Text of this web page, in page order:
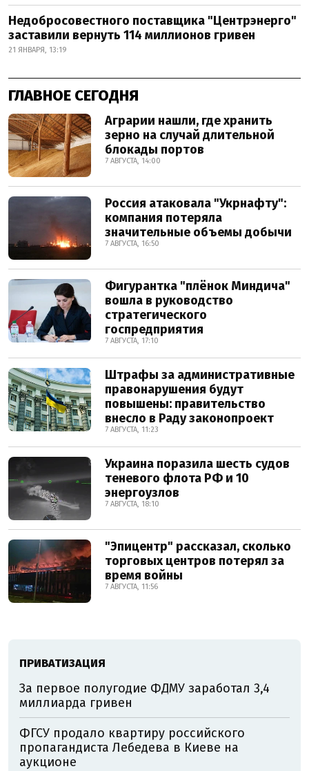
Недобросовестного поставщика "Центрэнерго"
заставили вернуть 114 миллионов гривен
21 ЯНВАРЯ, 13:19
ГЛАВНОЕ СЕГОДНЯ
Аграрии нашли, где хранить
зерно на случай длительной
блокады портов
7 АВГУСТА, 14:00
Россия атаковала "Укрнафту":
компания потеряла
значительные объемы добычи
7 АВГУСТА, 16:50
Фигурантка "плёнок Миндича"
вошла в руководство
стратегического
госпредприятия
7 АВГУСТА, 17:10
Штрафы за административные
правонарушения будут
повышены: правительство
внесло в Раду законопроект
7 АВГУСТА, 11:23
Украина поразила шесть судов
теневого флота РФ и 10
энергоузлов
7 АВГУСТА, 18:10
"Эпицентр" рассказал, сколько
торговых центров потерял за
время войны
7 АВГУСТА, 11:56
ПРИВАТИЗАЦИЯ
За первое полугодие ФДМУ заработал 3,4
миллиарда гривен
ФГСУ продало квартиру российского
пропагандиста Лебедева в Киеве на
аукционе